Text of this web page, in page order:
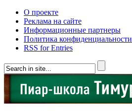
О проекте
Реклама на сайте
Информационные партнеры
Политика конфиденциальности
RSS for Entries